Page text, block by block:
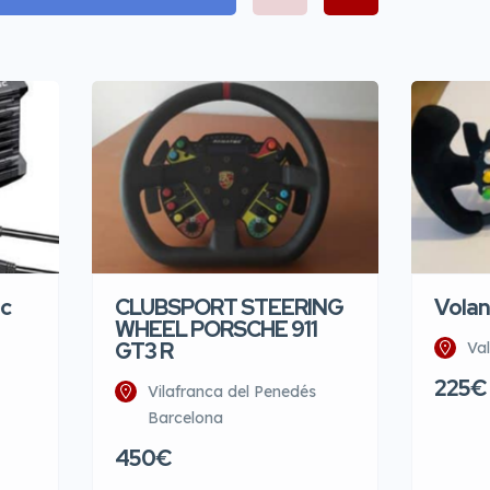
CLUBSPORT STEERING
WHEEL PORSCHE 911
GT3 R
Vilafranca del Penedés
Barcelona
450€
225€